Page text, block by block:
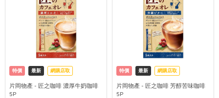
特價 最新 網購店取
片岡物產 - 匠之咖啡 濃厚牛奶咖啡
5P
特價 最新 網購店取
片岡物產 - 匠之咖啡 芳醇苦味咖啡
5P